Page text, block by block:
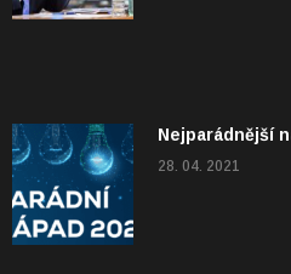
Nejparádnější
28. 04. 2021